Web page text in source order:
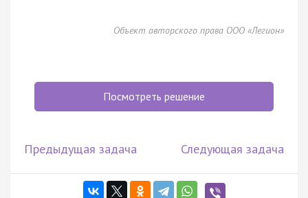
Объект авторского права ООО «Легион»
Посмотреть решение
Предыдущая задача Следующая задача